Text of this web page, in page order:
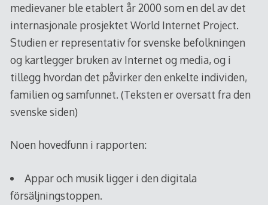
medievaner ble etablert år 2000 som en del av det
internasjonale prosjektet World Internet Project.
Studien er representativ for svenske befolkningen
og kartlegger bruken av Internet og media, og i
tillegg hvordan det påvirker den enkelte individen,
familien og samfunnet. (Teksten er oversatt fra den
svenske siden)
Noen hovedfunn i rapporten:
Appar och musik ligger i den digitala
försäljningstoppen.